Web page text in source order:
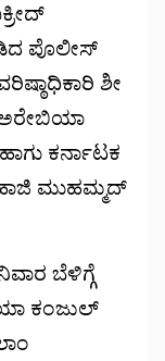
ಪೊಲೀಸ್
ಶೀ
ಕರ್ನಾಟಕ
ಹಾಜಿ ಮುಹಮ್ಮದ್
ಬೆಳಿಗ್ಗೆ
ಕಂಜುಲ್